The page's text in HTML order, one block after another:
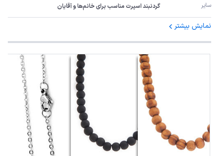
سایر گردنبند اسپرت مناسب برای خانم‌ها و آقایان
نمایش بیشتر